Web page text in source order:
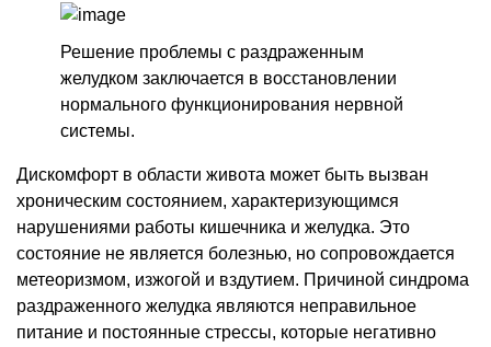
Решение проблемы с раздраженным
желудком заключается в восстановлении
нормального функционирования нервной
системы.
Дискомфорт в области живота может быть вызван
хроническим состоянием, характеризующимся
нарушениями работы кишечника и желудка. Это
состояние не является болезнью, но сопровождается
метеоризмом, изжогой и вздутием. Причиной синдрома
раздраженного желудка являются неправильное
питание и постоянные стрессы, которые негативно